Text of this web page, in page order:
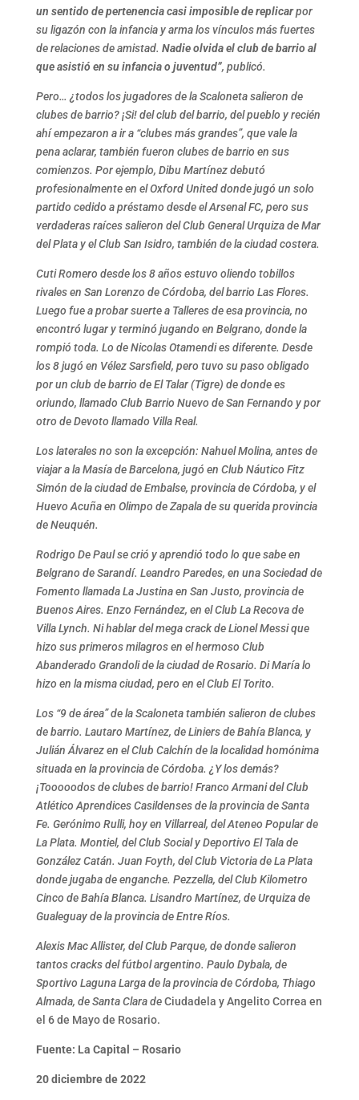
un sentido de pertenencia casi imposible de replicarpor
su ligazón con la infancia y arma los vínculos más fuertes
de relaciones de amistad. Nadie olvida el club de barrio al
que asistió en su infancia o juventud”, publicó.
Pero… ¿todos los jugadores de la Scaloneta salieron de
clubes de barrio? ¡Si! del club del barrio, del pueblo y recién
ahí empezaron a ir a “clubes más grandes”, que vale la
pena aclarar, también fueron clubes de barrio en sus
comienzos. Por ejemplo, Dibu Martínez debutó
profesionalmente en el Oxford United donde jugó un solo
partido cedido a préstamo desde el Arsenal FC, pero sus
verdaderas raíces salieron del Club General Urquiza de Mar
del Plata y el Club San Isidro, también de la ciudad costera.
Cuti Romero desde los 8 años estuvo oliendo tobillos
rivales en San Lorenzo de Córdoba, del barrio Las Flores.
Luego fue a probar suerte a Talleres de esa provincia, no
encontró lugar y terminó jugando en Belgrano, donde la
rompió toda. Lo de Nicolas Otamendi es diferente. Desde
los 8 jugó en Vélez Sarsfield, pero tuvo su paso obligado
por un club de barrio de El Talar (Tigre) de donde es
oriundo, llamado Club Barrio Nuevo de San Fernando y por
otro de Devoto llamado Villa Real.
Los laterales no son la excepción: Nahuel Molina, antes de
viajar a la Masía de Barcelona, jugó en Club Náutico Fitz
Simón de la ciudad de Embalse, provincia de Córdoba, y el
Huevo Acuña en Olimpo de Zapala de su querida provincia
de Neuquén.
Rodrigo De Paul se crió y aprendió todo lo que sabe en
Belgrano de Sarandí. Leandro Paredes, en una Sociedad de
Fomento llamada La Justina en San Justo, provincia de
Buenos Aires. Enzo Fernández, en el Club La Recova de
Villa Lynch. Ni hablar del mega crack de Lionel Messi que
hizo sus primeros milagros en el hermoso Club
Abanderado Grandoli de la ciudad de Rosario. Di María lo
hizo en la misma ciudad, pero en el Club El Torito.
Los “9 de área” de la Scaloneta también salieron de clubes
de barrio. Lautaro Martínez, de Liniers de Bahía Blanca, y
Julián Álvarez en el Club Calchín de la localidad homónima
situada en la provincia de Córdoba. ¿Y los demás?
¡Tooooodos de clubes de barrio! Franco Armani del Club
Atlético Aprendices Casildenses de la provincia de Santa
Fe. Gerónimo Rulli, hoy en Villarreal, del Ateneo Popular de
La Plata. Montiel, del Club Social y Deportivo El Tala de
González Catán. Juan Foyth, del Club Victoria de La Plata
donde jugaba de enganche. Pezzella, del Club Kilometro
Cinco de Bahía Blanca. Lisandro Martínez, de Urquiza de
Gualeguay de la provincia de Entre Ríos.
Alexis Mac Allister, del Club Parque, de donde salieron
tantos cracks del fútbol argentino. Paulo Dybala, de
Sportivo Laguna Larga de la provincia de Córdoba, Thiago
Almada, de Santa Clara deCiudadela y Angelito Correa en
el 6 de Mayo de Rosario.
Fuente: La Capital – Rosario
20 diciembre de 2022